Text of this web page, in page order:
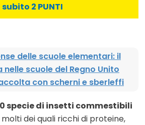
subito 2 PUNTI
delle scuole elementari: il
scuole del Regno Unito
con scherni e sberleffi
specie di insetti commestibili
molti dei quali ricchi di proteine,